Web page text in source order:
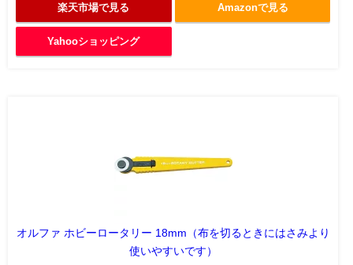
楽天市場で見る Amazonで見る
Yahooショッピング
オルファ ホビーロータリー 18mm（布を切るときにはさみより
使いやすいです）